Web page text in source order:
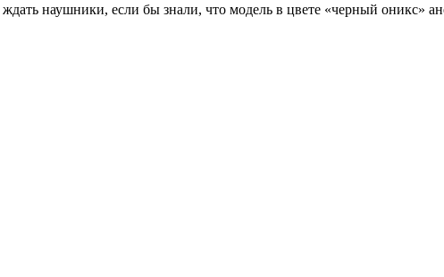
наушники, если бы знали, что модель в цвете «черный оникс»